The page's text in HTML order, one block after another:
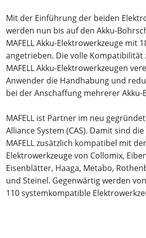
Mit der Einführung der beiden
werden nun bis auf den Akku-
MAFELL Akku-Elektrowerkzeuge mit
angetrieben. Die volle Kompatibilität
MAFELL Akku-Elektrowerkzeugen
Anwender die Handhabung und
bei der Anschaffung mehrerer Akku-
MAFELL ist Partner im neu
Alliance System (CAS). Damit sind
MAFELL zusätzlich kompatibel mit
Elektrowerkzeuge von Collomix,
Eisenblätter, Haaga, Metabo,
und Steinel. Gegenwärtig werden
110 systemkompatible